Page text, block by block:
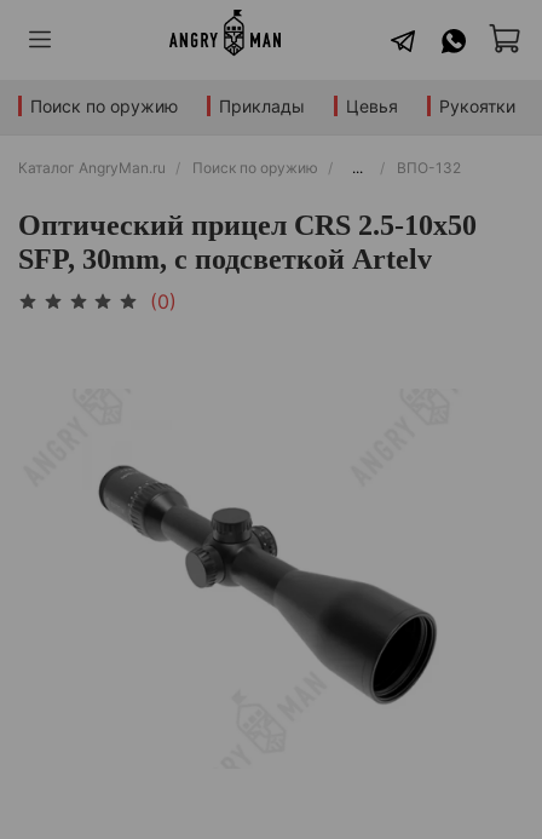
Поиск по оружию Приклады Цевья Рукоятки
Каталог AngryMan.ru Поиск по оружию ... ВПО-132
Оптический прицел CRS 2.5-10x50
SFP, 30mm, с подсветкой Artelv
(0)